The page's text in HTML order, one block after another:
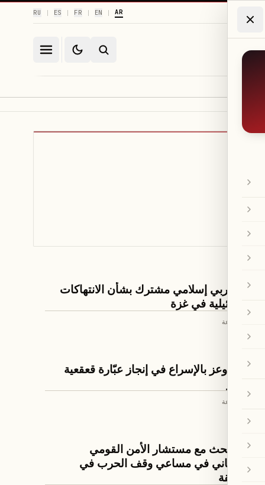
AR
|
EN
|
FR
|
ES
|
RU
العالمبيان عربي إسلامي مشترك بشأن الانتهاكات
الإسرائيلية في غزة
اخبار لبنان
سلام أوعز بالإسراع في إنجاز عبّارة قعقعية
اخبار لبنان
سلام بحث مع مستشار الأمن القومي
البريطاني في مساعي وقف الحرب في
المنطقة